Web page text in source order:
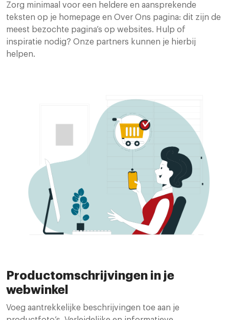
Zorg minimaal voor een heldere en aansprekende
teksten op je homepage en Over Ons pagina: dit zijn de
meest bezochte pagina’s op websites. Hulp of
inspiratie nodig? Onze partners kunnen je hierbij
helpen.
Productomschrijvingen in je
webwinkel
Voeg aantrekkelijke beschrijvingen toe aan je